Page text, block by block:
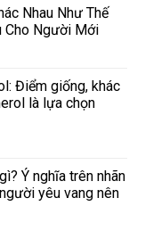
Nhau Như Thế
Cho Người Mới
Điểm giống, khác
là lựa chọn
Ý nghĩa trên nhãn
yêu vang nên